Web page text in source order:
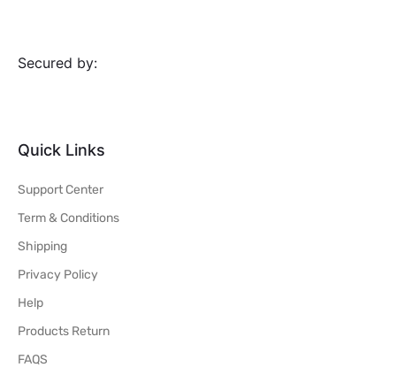
Secured by:
Quick Links
Support Center
Term & Conditions
Shipping
Privacy Policy
Help
Products Return
FAQS